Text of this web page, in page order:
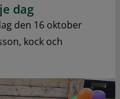
dag
den 16 oktober
kock och